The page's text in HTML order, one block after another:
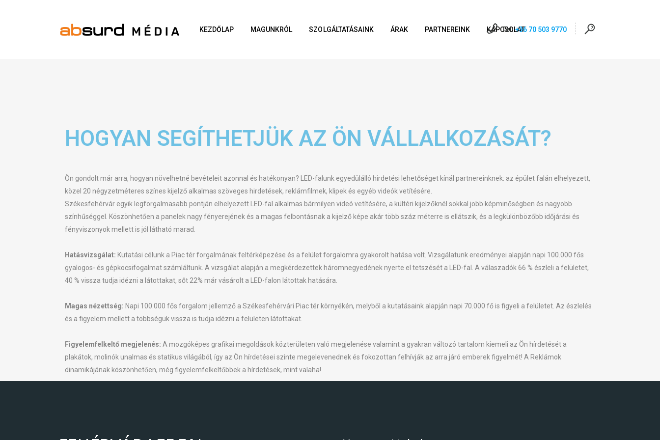
Tel:+36 70 503 9770
KEZDŐLAP MAGUNKRÓL SZOLGÁLTATÁSAINK ÁRAK PARTNEREINK KAPCSOLAT
HOGYAN SEGÍTHETJÜK AZ ÖN VÁLLALKOZÁSÁT?
Ön gondolt már arra, hogyan növelhetné bevételeit azonnal és hatékonyan? LED-falunk egyedülálló hirdetési lehetőséget kínál partnereinknek: az épület falán elhelyezett,
közel 20 négyzetméteres színes kijelző alkalmas szöveges hirdetések, reklámfilmek, klipek és egyéb videók vetítésére.
Székesfehérvár egyik legforgalmasabb pontján elhelyezett LED-fal alkalmas bármilyen videó vetítésére, a kültéri kijelzőknél sokkal jobb képminőségben és nagyobb
színhűséggel. Köszönhetően a panelek nagy fényerejének és a magas felbontásnak a kijelző képe akár több száz méterre is ellátszik, és a legkülönbözőbb időjárási és
fényviszonyok mellett is jól látható marad.
Hatásvizsgálat: Kutatási célunk a Piac tér forgalmának feltérképezése és a felület forgalomra gyakorolt hatása volt. Vizsgálatunk eredményei alapján napi 100.000 fős
gyalogos- és gépkocsifogalmat számláltunk. A vizsgálat alapján a megkérdezettek háromnegyedének nyerte el tetszését a LED-fal. A válaszadók 66 % észleli a felületet,
40 % vissza tudja idézni a látottakat, sőt 22% már vásárolt a LED-falon látottak hatására.
Magas nézettség: Napi 100.000 fős forgalom jellemző a Székesfehérvári Piac tér környékén, melyből a kutatásaink alapján napi 70.000 fő is figyeli a felületet. Az észlelés
és a figyelem mellett a többségük vissza is tudja idézni a felületen látottakat.
Figyelemfelkeltő megjelenés: A mozgóképes grafikai megoldások közterületen való megjelenése valamint a gyakran változó tartalom kiemeli az Ön hírdetését a
plakátok, molinók unalmas és statikus világából, így az Ön hírdetései szinte megelevenednek és fokozottan felhívják az arra járó emberek figyelmét! A Reklámok
dinamikájának köszönhetően, még figyelemfelkeltőbbek a hírdetések, mint valaha!